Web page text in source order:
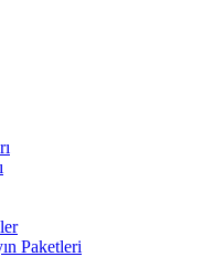
Paketleri